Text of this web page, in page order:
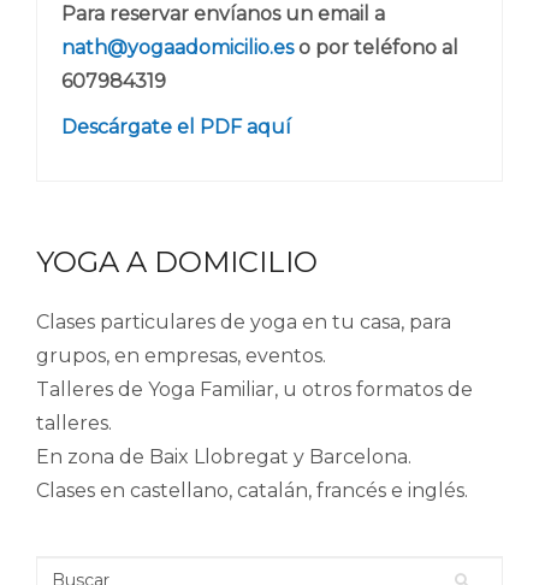
Para reservar envíanos un email a
nath@yogaadomicilio.eso por teléfono al
607984319
Descárgate el PDF aquí
YOGA A DOMICILIO
Clases particulares de yoga en tu casa, para
grupos, en empresas, eventos.
Talleres de Yoga Familiar, u otros formatos de
talleres.
En zona de Baix Llobregat y Barcelona.
Clases en castellano, catalán, francés e inglés.
Buscar